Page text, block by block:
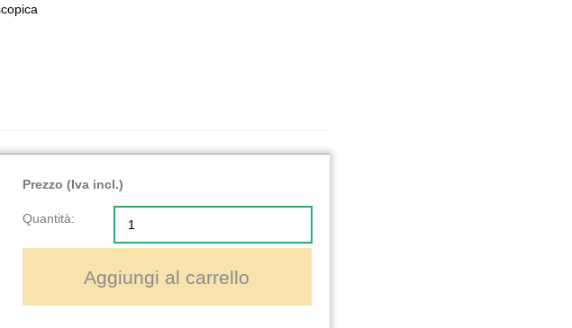
Prezzo (Iva incl.)
Quantità:
Aggiungi al carrello